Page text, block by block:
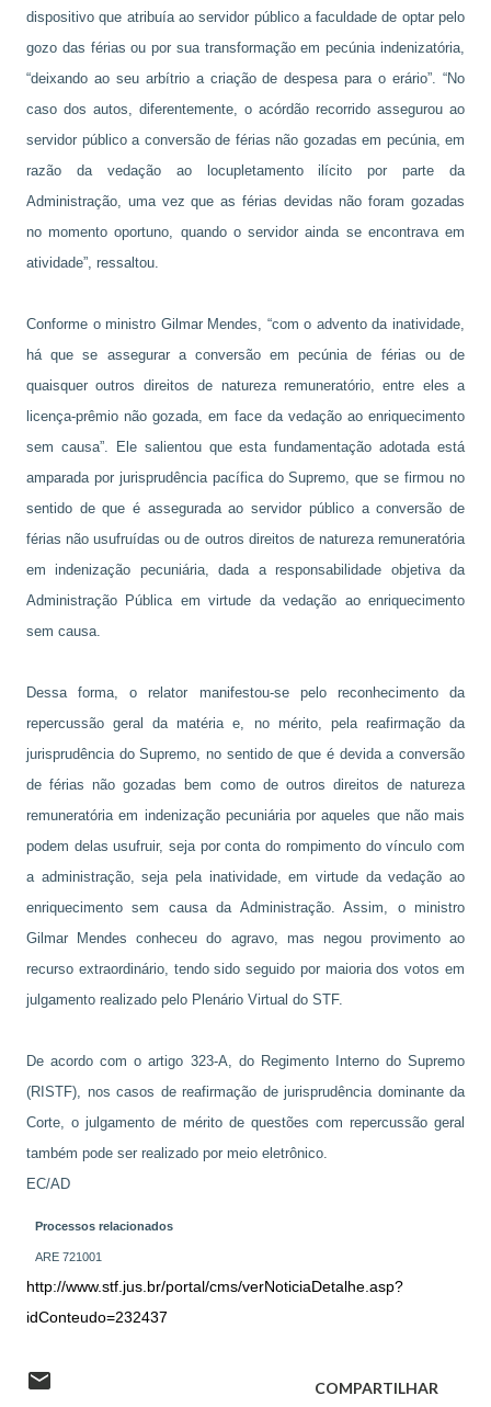
dispositivo que atribuía ao servidor público a faculdade de optar pelo
gozo das férias ou por sua transformação em pecúnia indenizatória,
“deixando ao seu arbítrio a criação de despesa para o erário”. “No
caso dos autos, diferentemente, o acórdão recorrido assegurou ao
servidor público a conversão de férias não gozadas em pecúnia, em
razão da vedação ao locupletamento ilícito por parte da
Administração, uma vez que as férias devidas não foram gozadas
no momento oportuno, quando o servidor ainda se encontrava em
atividade”, ressaltou.
Conforme o ministro Gilmar Mendes, “com o advento da inatividade,
há que se assegurar a conversão em pecúnia de férias ou de
quaisquer outros direitos de natureza remuneratório, entre eles a
licença-prêmio não gozada, em face da vedação ao enriquecimento
sem causa”. Ele salientou que esta fundamentação adotada está
amparada por jurisprudência pacífica do Supremo, que se firmou no
sentido de que é assegurada ao servidor público a conversão de
férias não usufruídas ou de outros direitos de natureza remuneratória
em indenização pecuniária, dada a responsabilidade objetiva da
Administração Pública em virtude da vedação ao enriquecimento
sem causa.
Dessa forma, o relator manifestou-se pelo reconhecimento da
repercussão geral da matéria e, no mérito, pela reafirmação da
jurisprudência do Supremo, no sentido de que é devida a conversão
de férias não gozadas bem como de outros direitos de natureza
remuneratória em indenização pecuniária por aqueles que não mais
podem delas usufruir, seja por conta do rompimento do vínculo com
a administração, seja pela inatividade, em virtude da vedação ao
enriquecimento sem causa da Administração. Assim, o ministro
Gilmar Mendes conheceu do agravo, mas negou provimento ao
recurso extraordinário, tendo sido seguido por maioria dos votos em
julgamento realizado pelo Plenário Virtual do STF.
De acordo com o artigo 323-A, do Regimento Interno do Supremo
(RISTF), nos casos de reafirmação de jurisprudência dominante da
Corte, o julgamento de mérito de questões com repercussão geral
também pode ser realizado por meio eletrônico.
EC/AD
Processos relacionados
ARE 721001
http://www.stf.jus.br/portal/cms/verNoticiaDetalhe.asp?
idConteudo=232437
COMPARTILHAR